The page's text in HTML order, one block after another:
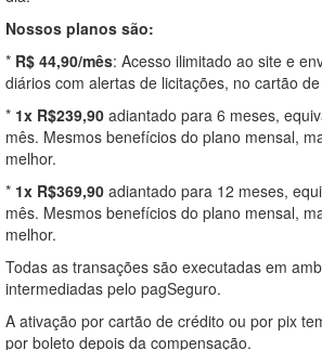
Nossos planos são:
* R$ 44,90/mês: Acesso ilimitado ao site e
diários com alertas de licitações, no cartão
* 1x R$239,90 adiantado para 6 meses,
mês. Mesmos benefícios do plano mensal,
melhor.
* 1x R$369,90 adiantado para 12 meses,
mês. Mesmos benefícios do plano mensal,
melhor.
Todas as transações são executadas em
intermediadas pelo pagSeguro.
A ativação por cartão de crédito ou por pix
por boleto depois da compensação.